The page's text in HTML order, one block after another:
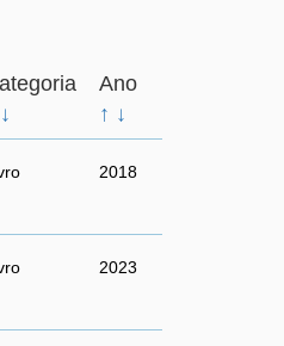
↓
Ano
↑ ↓
2018
2023